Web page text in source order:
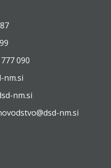
090
nm.si
nm.si
nm.si